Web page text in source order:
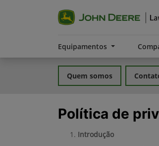
Equipamentos
Quem somos
Política de
Introdução